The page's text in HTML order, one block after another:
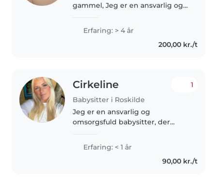
gammel, Jeg er en ansvarlig og
elsker at være sammen med
børn. Jeg er tålmodig, kreativ og
god til at skabe trygge og..
Erfaring: > 4 år
200,00 kr./t
Cirkeline
Babysitter i Roskilde
1
Jeg er en ansvarlig og
omsorgsfuld babysitter, der
førstehjælpscertificeret og har
erfaring med børn med særlige
Erfaring: < 1 år
90,00 kr./t